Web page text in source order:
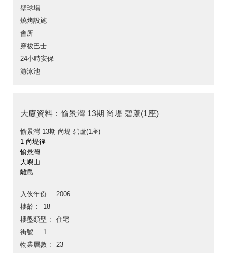
壁球場
燒烤設施
會所
穿梭巴士
24小時安保
游泳池
大廈資料：愉景灣 13期 尚堤 碧蘆(1座)
愉景灣 13期 尚堤 碧蘆(1座)
1 尚堤徑
愉景灣
大嶼山
離島
入伙年份
2006
樓齡
18
樓盤類型
住宅
街號
1
物業層數
23